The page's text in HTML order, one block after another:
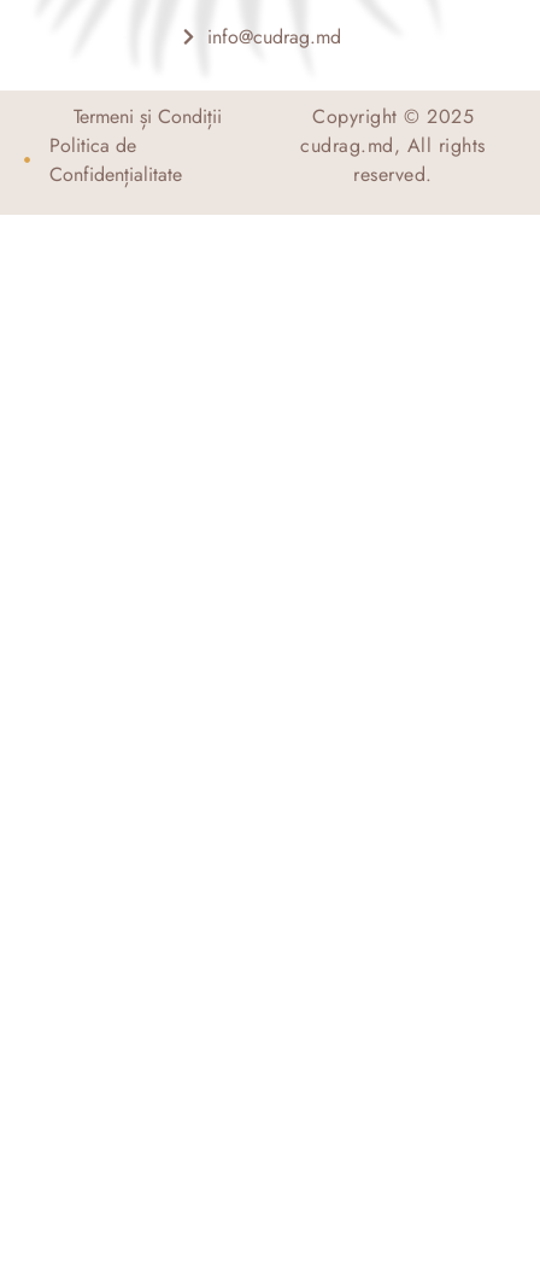
info@cudrag.md
Termeni și Condiții
Politica de
Confidențialitate
Copyright © 2025
cudrag.md, All rights
reserved.